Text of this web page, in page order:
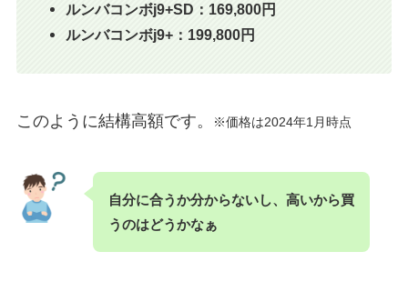
ルンバコンボj9+SD：169,800円
ルンバコンボj9+：199,800円
このように結構高額です。 ※価格は2024年1月時点
自分に合うか分からないし、高いから買
うのはどうかなぁ